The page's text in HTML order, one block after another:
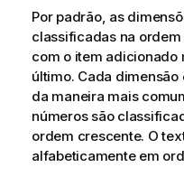
Por padrão, as
classificadas na
com o item adicionado
último. Cada
da maneira mais
números são
ordem crescente. O
alfabeticamente em